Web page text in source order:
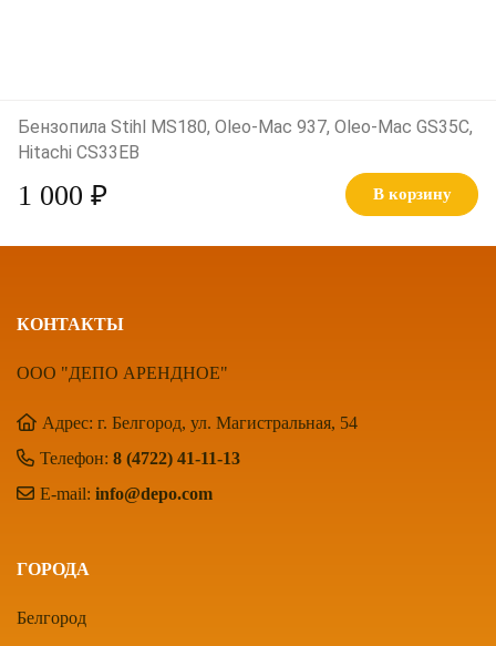
Бензопила Stihl MS180, Oleo-Mac 937, Oleo-Mac GS35C,
Hitachi CS33EB
1 000 ₽ В корзину
КОНТАКТЫ
ООО "ДЕПО АРЕНДНОЕ"
Адрес: г. Белгород, ул. Магистральная, 54
Телефон: 8 (4722) 41-11-13
E-mail: info@depo.com
ГОРОДА
Белгород